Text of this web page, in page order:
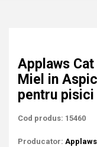
Applaws
Miel in
pentru pisici
Cod produs: 15460
Producator: Applaws